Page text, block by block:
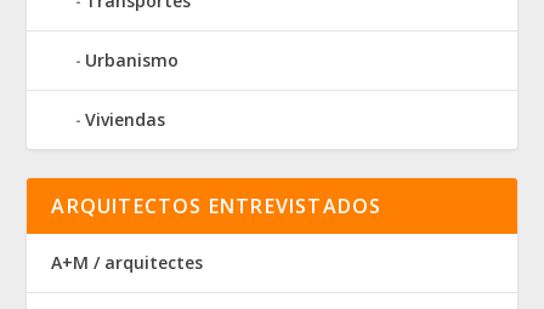
Urbanismo
Viviendas
ARQUITECTOS ENTREVISTADOS
A+M / arquitectes